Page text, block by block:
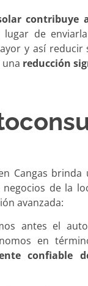
contribuye
lugar de
y así reducir
reducción
Cangas brinda
de la
avanzada:
antes el
en
confiable